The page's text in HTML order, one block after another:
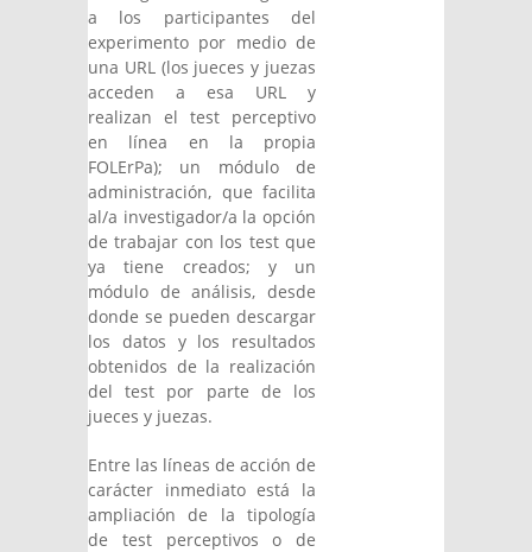
a los participantes del
experimento por medio de
una URL (los jueces y juezas
acceden a esa URL y
realizan el test perceptivo
en línea en la propia
FOLErPa); un módulo de
administración, que facilita
al/a investigador/a la opción
de trabajar con los test que
ya tiene creados; y un
módulo de análisis, desde
donde se pueden descargar
los datos y los resultados
obtenidos de la realización
del test por parte de los
jueces y juezas.
Entre las líneas de acción de
carácter inmediato está la
ampliación de la tipología
de test perceptivos o de